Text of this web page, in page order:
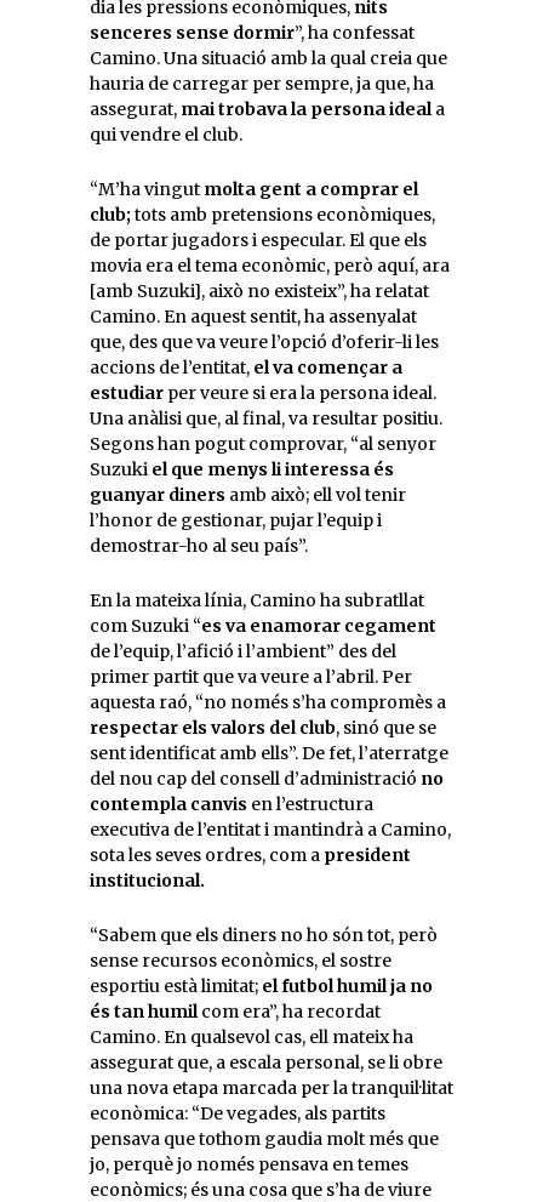
dia les pressions econòmiques, nits
senceres sense dormir”, ha confessat
Camino. Una situació amb la qual creia que
hauria de carregar per sempre, ja que, ha
assegurat, mai trobava la persona ideala
qui vendre el club.
“M’ha vingut molta gent a comprar el
club;tots amb pretensions econòmiques,
de portar jugadors i especular. El que els
movia era el tema econòmic, però aquí, ara
[amb Suzuki], això no existeix”, ha relatat
Camino. En aquest sentit, ha assenyalat
que, des que va veure l’opció d’oferir-li les
accions de l’entitat, el va començar a
estudiar per veure si era la persona ideal.
Una anàlisi que, al final, va resultar positiu.
Segons han pogut comprovar, “al senyor
Suzuki el que menys li interessa és
guanyar diners amb això; ell vol tenir
l’honor de gestionar, pujar l’equip i
demostrar-ho al seu país”.
En la mateixa línia, Camino ha subratllat
com Suzuki “es va enamorar cegament
de l’equip, l’afició i l’ambient” des del
primer partit que va veure a l’abril. Per
aquesta raó, “no només s’ha compromès a
respectar els valors del club, sinó que se
sent identificat amb ells”. De fet, l’aterratge
del nou cap del consell d’administració no
contempla canvis en l’estructura
executiva de l’entitat i mantindrà a Camino,
sota les seves ordres, com a president
institucional.
“Sabem que els diners no ho són tot, però
sense recursos econòmics, el sostre
esportiu està limitat; el futbol humil ja no
és tan humilcom era”, ha recordat
Camino. En qualsevol cas, ell mateix ha
assegurat que, a escala personal, se li obre
una nova etapa marcada per la tranquil·litat
econòmica: “De vegades, als partits
pensava que tothom gaudia molt més que
jo, perquè jo només pensava en temes
econòmics; és una cosa que s’ha de viure